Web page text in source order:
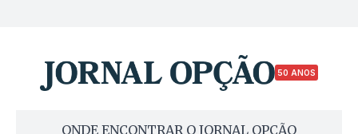
50 ANOS
ONDE ENCONTRAR O JORNAL OPÇÃO